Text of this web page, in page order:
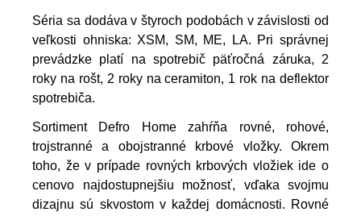
Séria sa dodáva v štyroch podobách v závislosti od
veľkosti ohniska: XSM, SM, ME, LA. Pri správnej
prevádzke platí na spotrebič päťročná záruka, 2
roky na rošt, 2 roky na ceramiton, 1 rok na deflektor
spotrebiča.
Sortiment Defro Home zahŕňa rovné, rohové,
trojstranné a obojstranné krbové vložky. Okrem
toho, že v prípade rovných krbových vložiek ide o
cenovo najdostupnejšiu možnosť, vďaka svojmu
dizajnu sú skvostom v každej domácnosti. Rovné